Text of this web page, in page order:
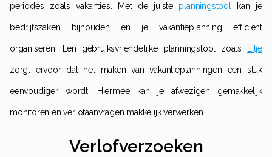
periodes zoals vakanties. Met de juiste planningstool kan je
bedrijfszaken bijhouden en je vakantieplanning efficiënt
organiseren. Een gebruiksvriendelijke planningstool zoals Eitje
zorgt ervoor dat het maken van vakantieplanningen een stuk
eenvoudiger wordt. Hiermee kan je afwezigen gemakkelijk
monitoren en verlofaanvragen makkelijk verwerken.
Verlofverzoeken